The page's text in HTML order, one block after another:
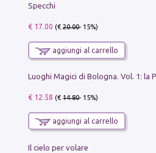
Specchi
€ 17.00 (€20.00- 15%)
aggiungi al carrello
€ 12.58 (€14.80- 15%)
aggiungi al carrello
Il cielo per volare